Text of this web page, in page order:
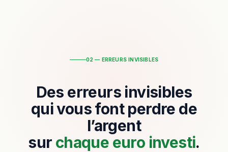
02 — ERREURS INVISIBLES
Des erreurs invisibles
qui vous font perdre de
l’argent
sur chaque euro investi.